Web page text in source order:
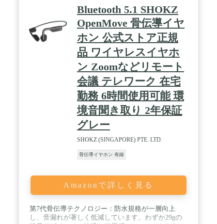
ます。また、難聴の方の聞こえの改善を目的とした
製品（補聴器）ではありません。 / 【軟骨伝導で高
音質を実現する、独自開発の振動ドライバー】耳穴
を塞がず、耳珠（じじゅ）と呼ばれる軟骨部に当て
て装着するだけで、高音質な音楽再生や通話を実現
します。 独自開発のA.P.S.S※を採用した振動ドラ
イバー（PAT.P）により、外部振動 による音質劣化
を防ぎ、低音再生時の不快な振動を抑え、これまで
の“ながら聴き”の概念を変えるワイドレンジな音を
体感できます。※Acoustic Pure Sound Stabilizer（ア
コーステック・ピュア・サウンド・スタビライザ
ー）。外部振動によるノイズを低減し、軟骨伝導ヘ
ッドホンでありながら、原音を忠実に再生すること
ができる当社独自のメカニズム。 / 【“ながら聴
き”で、周りの状況にいつでも対応可能】通勤通学
穴をふさがないため、周りの音やアナウンスを確認
しながらコンテンツを楽しむことができます。ま
にも反応でき、いつでもコミュニケーションが取れ
ます。 / 【 intelliGo 社が開発した AI ノイズリダク
ション（AIVC）を採用】オンライン会議や通話時
に、話し手の声のみを抽出し、相手にはその声のみ
をクリアに届ける高性能なintelliGo社「AIノイズリ
Bluetooth 5.1 SHOKZ
OpenMove 骨伝導イヤ
ホン 公式ストア正規
品 ワイヤレスイヤホ
ン Zoomなどリモート
会議 テレワーク 在宅
勤務 6時間使用可能 環
境音聞き取り 2年保証
グレー
SHOKZ (SINGAPORE) PTE. LTD.
骨伝導イヤホン 有線
Amazonで詳しく見る
第7代骨伝導テクノロジー：防水規格が一層向上
し、音漏れが著しく低減しています。わずか29gの